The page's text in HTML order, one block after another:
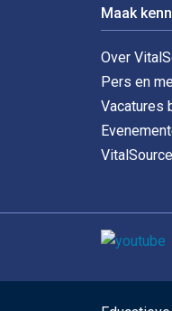
Maak
Over
Pers en
Vacatures
Sociale